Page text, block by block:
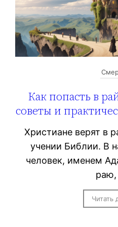
Как попасть в
советы и
Христиане верят в
учении Библии. В
человек, именем
Читать